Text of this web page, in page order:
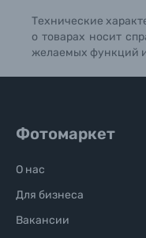
Б/У
Уценённые
Технические
о товарах носит
желаемых функций
Фотомаркет
О нас
Для бизнеса
Вакансии